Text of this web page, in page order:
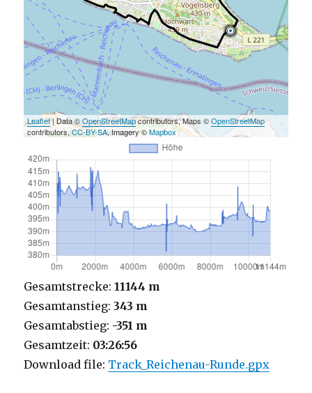
Leaflet| Data ©OpenStreetMapcontributors, Maps ©OpenStreetMap
contributors,CC-BY-SA, Imagery ©Mapbox
Gesamtstrecke: 11144 m
Gesamtanstieg: 343 m
Gesamtabstieg: -351 m
Gesamtzeit: 03:26:56
Download file: Track_Reichenau-Runde.gpx